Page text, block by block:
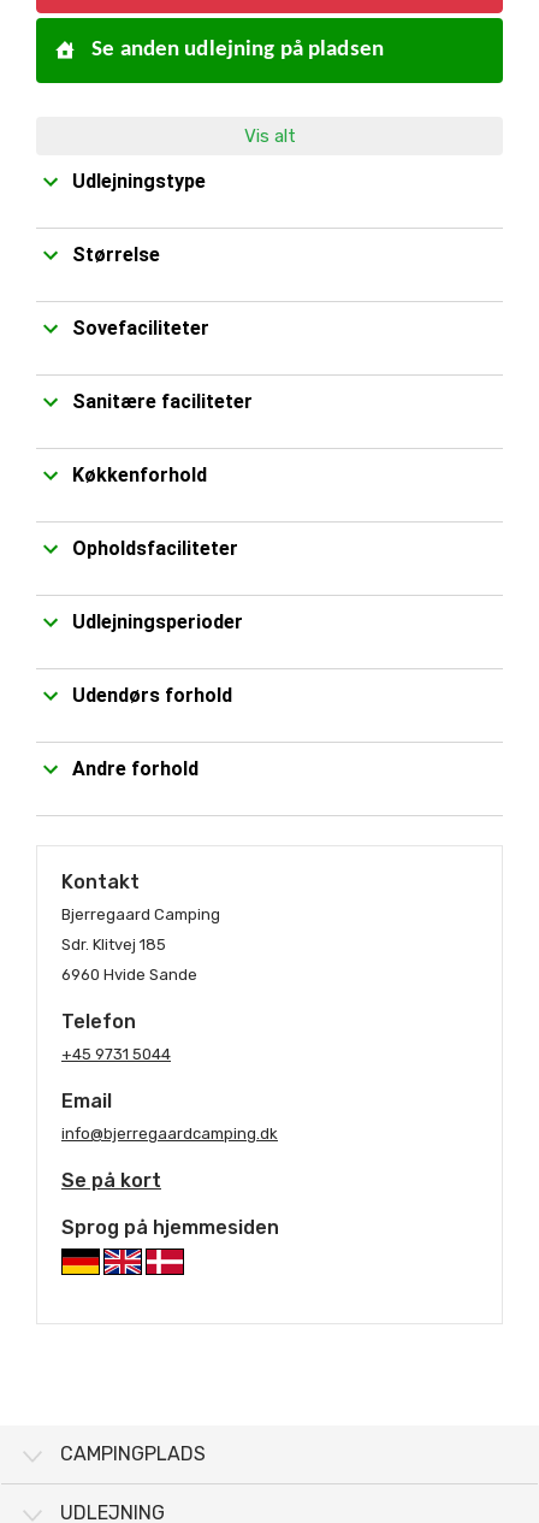
Se anden udlejning på pladsen
Vis alt
Udlejningstype
Størrelse
Sovefaciliteter
Sanitære faciliteter
Køkkenforhold
Opholdsfaciliteter
Udlejningsperioder
Udendørs forhold
Andre forhold
Kontakt
Bjerregaard Camping
Sdr. Klitvej 185
6960 Hvide Sande
Telefon
+45 9731 5044
Email
info@bjerregaardcamping.dk
Se på kort
Sprog på hjemmesiden
CAMPINGPLADS
UDLEJNING